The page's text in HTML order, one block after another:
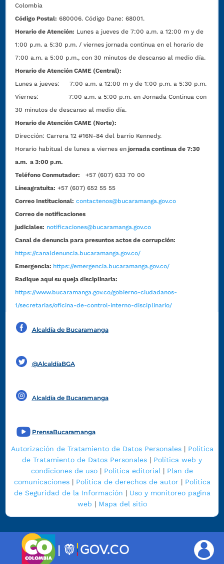
Colombia
Código Postal: 680006. Código Dane: 68001.
Horario de Atención: Lunes a jueves de 7:00 a.m. a 12:00 m y de
1:00 p.m. a 5:30 p.m. / viernes jornada continua en el horario de
7:00 a.m. a 5:00 p.m., con 30 minutos de descanso al medio día.
Horario de Atención CAME (Central):
Lunes a jueves: 7:00 a.m. a 12:00 m y de 1:00 p.m. a 5:30 p.m.
Viernes: 7:00 a.m. a 5:00 p.m. en Jornada Continua con
30 minutos de descanso al medio día.
Horario de Atención CAME (Norte):
Dirección:Carrera 12 #16N-84 del barrio Kennedy.
Horario habitual de lunes a viernes en jornada continua de 7:30
a.m. a 3:00 p.m.
Teléfono Conmutador:
+57 (607) 633 70 00
Líneagratuita: +57 (607) 652 55 55
Correo Institucional: contactenos@bucaramanga.gov.co
Correo de notificaciones
judiciales: notificaciones@bucaramanga.gov.co
Canal de denuncia para presuntos actos de corrupción:
https://canaldenuncia.bucaramanga.gov.co/
Emergencia: https://emergencia.bucaramanga.gov.co/
Radique aquí su queja disciplinaria:
https://www.bucaramanga.gov.co/gobierno-ciudadanos-
1/secretarias/oficina-de-control-interno-disciplinario/
Alcaldía de Bucaramanga
@AlcaldíaBGA
Alcaldía de Bucaramanga
PrensaBucaramanga
Autorización de Tratamiento de Datos Personales| Política
de Tratamiento de Datos Personales | Política web y
condiciones de uso | Política editorial | Plan de
comunicaciones| Política de derechos de autor| Política
de Seguridad de la Información | Uso y monitoreo pagina
web | Mapa del sitio
|